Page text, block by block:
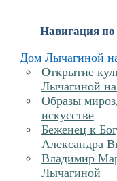
Навигация
Дом Лычагиной
Открытие
Лычагиной
Образы
искусстве
Беженец к
Александра
Владимир
Лычагиной